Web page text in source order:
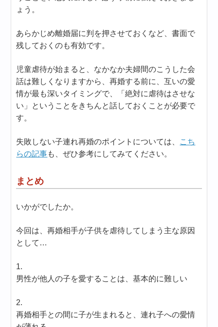
ょう。
あらかじめ離婚届に判を押させておくなど、書面で
残しておくのも有効です。
児童虐待が始まると、なかなか夫婦間のこうした会
話は難しくなりますから、再婚する前に、互いの愛
情が最も深いタイミングで、「絶対に虐待はさせな
い」ということをきちんと話しておくことが必要で
す。
失敗しない子連れ再婚のポイントについては、 こち
らの記事も、ぜひ参考にしてみてください。
まとめ
いかがでしたか。
今回は、再婚相手が子供を虐待してしまう主な原因
として…
1.
男性が他人の子を愛することは、基本的に難しい
2.
再婚相手との間に子が生まれると、連れ子への愛情